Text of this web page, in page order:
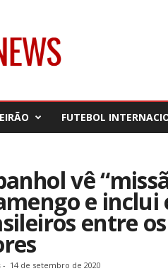
FUTEBOL
vê
e
entre
- 14 de setembro de 2020